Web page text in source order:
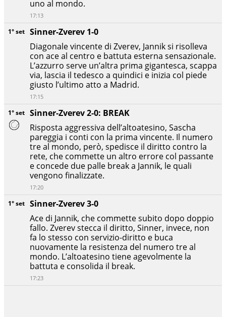
1° set Sinner-Zverev 3-0
Ace di Jannik, che commette subito dopo doppio
fallo. Zverev stecca il diritto, Sinner, invece, non
fa lo stesso con servizio-diritto e buca
nuovamente la resistenza del numero tre al
mondo. L’altoatesino tiene agevolmente la
battuta e consolida il break.
17:23
1° set Sinner-Zverev 2-0: BREAK
Risposta aggressiva dell’altoatesino, Sascha
pareggia i conti con la prima vincente. Il numero
tre al mondo, però, spedisce il diritto contro la
rete, che commette un altro errore col passante
e concede due palle break a Jannik, le quali
vengono finalizzate.
17:20
1° set Sinner-Zverev 1-0
Diagonale vincente di Zverev, Jannik si risolleva
con ace al centro e battuta esterna sensazionale.
L’azzurro serve un’altra prima gigantesca, scappa
via, lascia il tedesco a quindici e inizia col piede
giusto l’ultimo atto a Madrid.
17:15
uno al mondo.
17:13